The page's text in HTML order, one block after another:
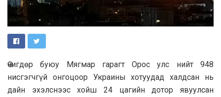
Өчигдөр буюу Мягмар гарагт Орос улс нийт 948
нисгэгчгүй онгоцоор Украины хотуудад халдсан нь
дайн эхэлснээс хойш 24 цагийн дотор явуулсан